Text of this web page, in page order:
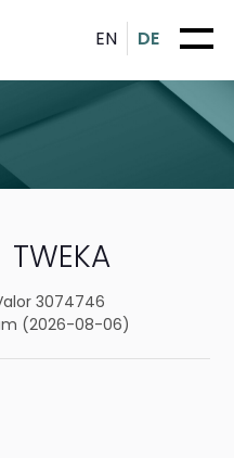
EN DE
TWEKA
3074746
(2026-08-06)